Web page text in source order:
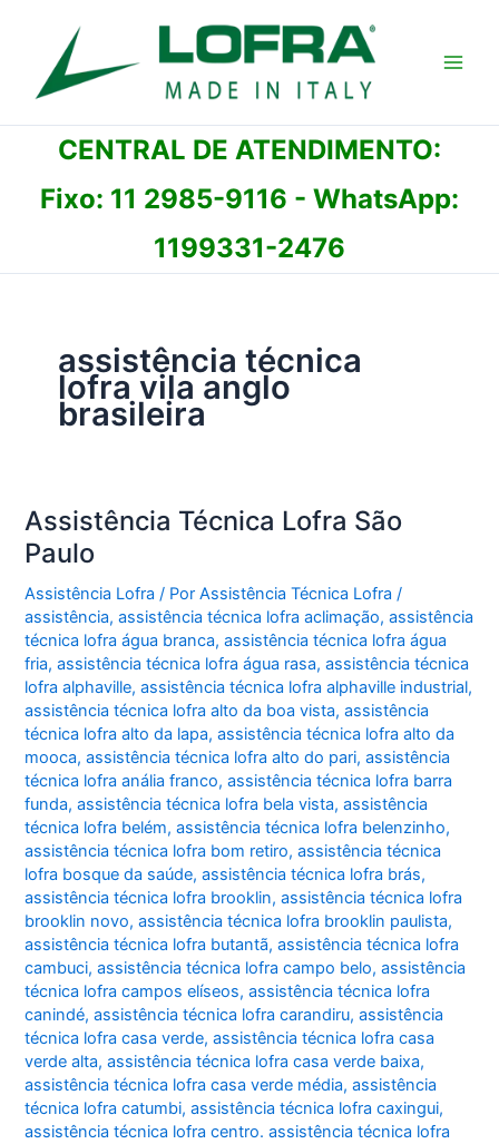
conteúdo
CENTRAL DE ATENDIMENTO:
Fixo: 11 2985-9116 - WhatsApp:
1199331-2476
assistência técnica
lofra vila anglo
brasileira
Assistência Técnica Lofra São
Paulo
Assistência Lofra / PorAssistência Técnica Lofra/
assistência,assistência técnica lofra aclimação,assistência
técnica lofra água branca,assistência técnica lofra água
fria,assistência técnica lofra água rasa,assistência técnica
lofra alphaville,assistência técnica lofra alphaville industrial,
assistência técnica lofra alto da boa vista,assistência
técnica lofra alto da lapa,assistência técnica lofra alto da
mooca,assistência técnica lofra alto do pari,assistência
técnica lofra anália franco,assistência técnica lofra barra
funda,assistência técnica lofra bela vista,assistência
técnica lofra belém,assistência técnica lofra belenzinho,
assistência técnica lofra bom retiro,assistência técnica
lofra bosque da saúde,assistência técnica lofra brás,
assistência técnica lofra brooklin,assistência técnica lofra
brooklin novo,assistência técnica lofra brooklin paulista,
assistência técnica lofra butantã,assistência técnica lofra
cambuci,assistência técnica lofra campo belo,assistência
técnica lofra campos elíseos,assistência técnica lofra
canindé,assistência técnica lofra carandiru,assistência
técnica lofra casa verde,assistência técnica lofra casa
verde alta,assistência técnica lofra casa verde baixa,
assistência técnica lofra casa verde média,assistência
técnica lofra catumbi,assistência técnica lofra caxingui,
assistência técnica lofra centro. assistência técnica lofra